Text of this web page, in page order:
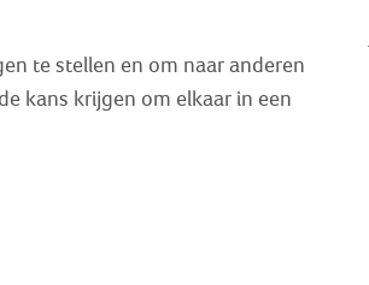
te stellen en om naar anderen
kans krijgen om elkaar in een